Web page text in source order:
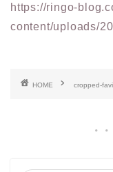
https://ringo-
content/uploads/
HOME cropped-